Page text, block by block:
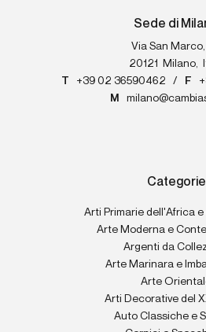
Sede di
Via San
20121
Milano,
T
+39 02 36590462 / F
M
Categorie
Arti Primarie dell'Africa
Arte Moderna e
Argenti da
Arte Marinara e
Arte
Arti Decorative del
Auto Classiche e